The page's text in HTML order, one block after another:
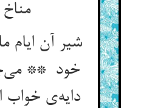
مناخ
شیر آن ایام
خود **
دایه‌ی خواب ای صمد